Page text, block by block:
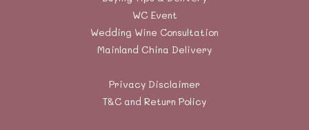
WC Event
Wedding Wine Consultation
Mainland China Delivery
Privacy Disclaimer
T&C and Return Policy